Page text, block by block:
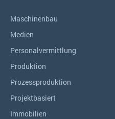
Maschinenbau
Medien
Personalvermittlung
Produktion
Prozessproduktion
Projektbasiert
Immobilien